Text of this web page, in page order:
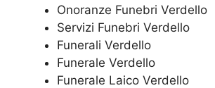
Onoranze Funebri Verdello
Servizi Funebri Verdello
Funerali Verdello
Funerale Verdello
Funerale Laico Verdello